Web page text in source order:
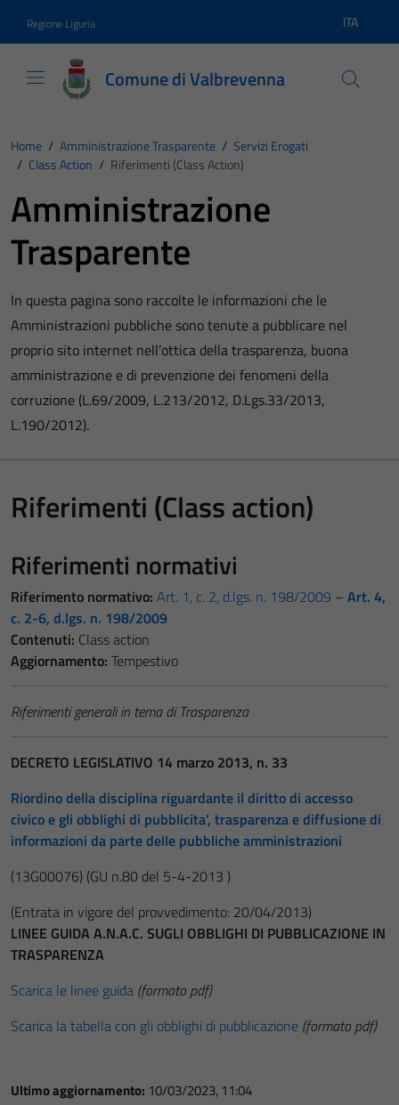
Regione Liguria Lingua
ITA
Comune di Valbrevenna
Home / Amministrazione Trasparente / Servizi Erogati
/ Class Action / Riferimenti (Class Action)
Amministrazione
Trasparente
In questa pagina sono raccolte le informazioni che le
Amministrazioni pubbliche sono tenute a pubblicare nel
proprio sito internet nell’ottica della trasparenza, buona
amministrazione e di prevenzione dei fenomeni della
corruzione (L.69/2009, L.213/2012, D.Lgs.33/2013,
L.190/2012).
Riferimenti (Class action)
Riferimenti normativi
Riferimento normativo: Art. 1, c. 2, d.lgs. n. 198/2009 – Art. 4,
c. 2-6, d.lgs. n. 198/2009
Contenuti: Class action
Aggiornamento: Tempestivo
Riferimenti generali in tema di Trasparenza
DECRETO LEGISLATIVO 14 marzo 2013, n. 33
Riordino della disciplina riguardante il diritto di accesso
civico e gli obblighi di pubblicita’, trasparenza e diffusione di
informazioni da parte delle pubbliche amministrazioni
(13G00076) (GU n.80 del 5-4-2013 )
(Entrata in vigore del provvedimento: 20/04/2013)
LINEE GUIDA A.N.A.C. SUGLI OBBLIGHI DI PUBBLICAZIONE IN
TRASPARENZA
Scarica le linee guida (formato pdf)
Scarica la tabella con gli obblighi di pubblicazione (formato pdf)
Ultimo aggiornamento: 10/03/2023, 11:04